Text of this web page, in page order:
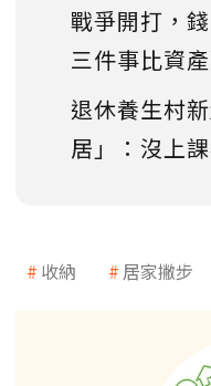
戰爭開打，
三件事比資
退休養生村
居」：沒上
收納 居家撇步